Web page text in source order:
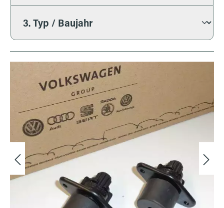
Bildergalerie überspringen